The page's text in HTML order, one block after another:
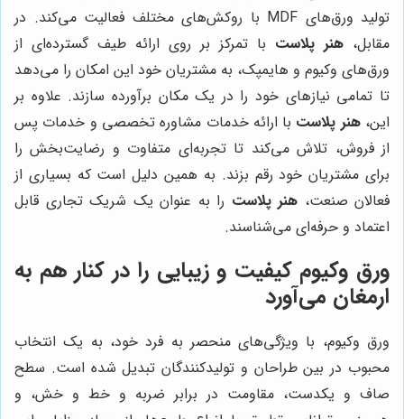
تولید ورق‌های MDF با روکش‌های مختلف فعالیت می‌کند. در
مقابل، هنر پلاست با تمرکز بر روی ارائه طیف گسترده‌ای از
ورق‌های وکیوم و هایمپک، به مشتریان خود این امکان را می‌دهد
تا تمامی نیازهای خود را در یک مکان برآورده سازند. علاوه بر
این،هنر پلاست با ارائه خدمات مشاوره تخصصی و خدمات پس
از فروش، تلاش می‌کند تا تجربه‌ای متفاوت و رضایت‌بخش را
برای مشتریان خود رقم بزند. به همین دلیل است که بسیاری از
فعالان صنعت، هنر پلاست را به عنوان یک شریک تجاری قابل
اعتماد و حرفه‌ای می‌شناسند.
ورق وکیوم کیفیت و زیبایی را در کنار هم به
ارمغان می‌آورد
ورق وکیوم، با ویژگی‌های منحصر به فرد خود، به یک انتخاب
محبوب در بین طراحان و تولیدکنندگان تبدیل شده است. سطح
صاف و یکدست، مقاومت در برابر ضربه و خط و خش، و